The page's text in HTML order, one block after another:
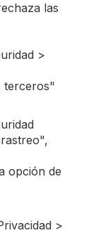
las
>
terceros"
opción de
>